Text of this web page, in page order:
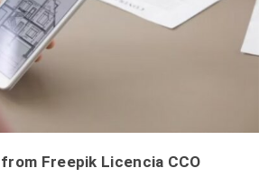
Freepik Licencia CCO